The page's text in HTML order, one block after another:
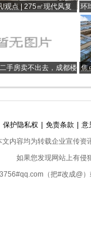
!观点 | 275㎡现代风复
环
额
手房卖不出去，成都楼 焦
保护隐私权 免责条款
意
内容均为转载企业宣传
如果您发现网站上有侵
（把#改成@